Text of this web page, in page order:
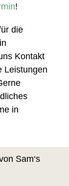
!
die
Kontakt
Leistungen
in